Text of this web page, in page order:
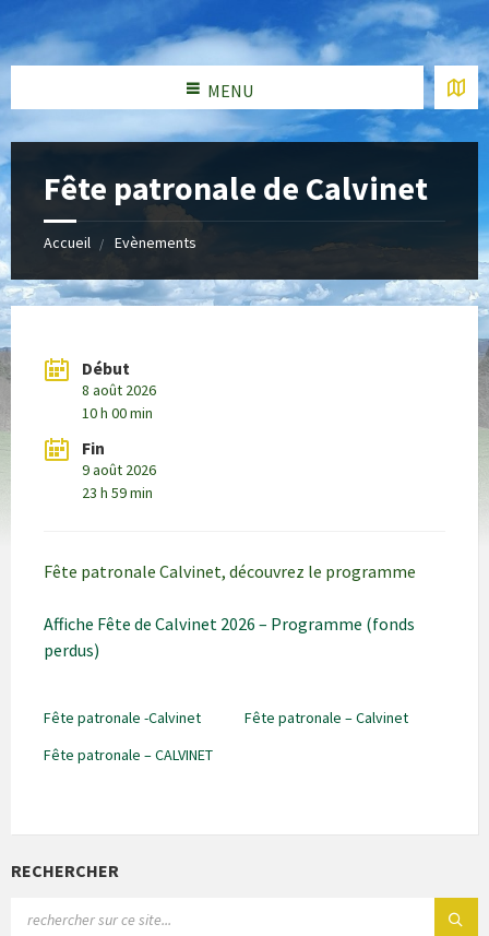
MENU
Fête patronale de Calvinet
Accueil Evènements
Début
8 août 2026
10 h 00 min
Fin
9 août 2026
23 h 59 min
Fête patronale Calvinet, découvrez le programme
Affiche Fête de Calvinet 2026 – Programme (fonds
perdus)
Fête patronale -Calvinet
Fête patronale – Calvinet
Fête patronale – CALVINET
RECHERCHER